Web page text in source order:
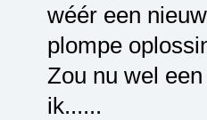
wéér een
plompe
Zou nu wel
ik......